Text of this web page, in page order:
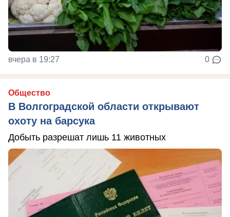
вчера в 19:27 0
Общество
В Волгоградской области открывают
охоту на барсука
Добыть разрешат лишь 11 животных